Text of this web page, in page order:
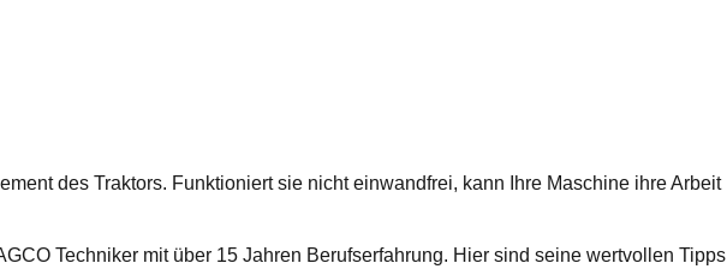
des Traktors. Funktioniert sie nicht einwandfrei, kann Ihre Maschine ihre Arbeit
Techniker mit über 15 Jahren Berufserfahrung. Hier sind seine wertvollen Tipps